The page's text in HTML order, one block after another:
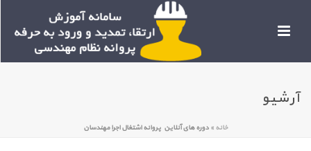
آرشیو
خانه » دوره های آنلاین پروانه اشتغال اجرا مهندسان